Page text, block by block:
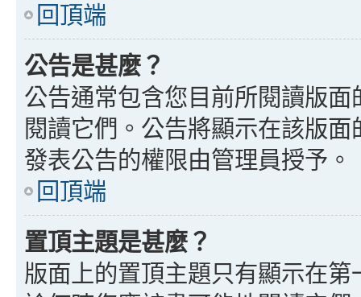
回頂端
公告是甚麼？
公告通常包含您目前所閱讀版
閱讀它們。公告將顯示在該版
發表公告的權限由管理員授予。
回頂端
置頂主題是甚麼？
版面上的置頂主題只有顯示在